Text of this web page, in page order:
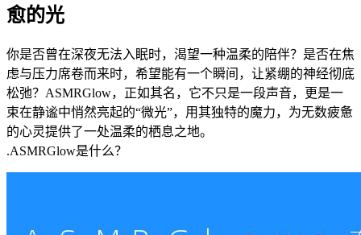
愈的光
你是否曾在深夜无法入眠时，渴望一种温柔的陪伴？是否在焦
虑与压力席卷而来时，希望能有一个瞬间，让紧绷的神经彻底
松弛？ASMRGlow，正如其名，它不只是一段声音，更是一
束在静谧中悄然亮起的“微光”，用其独特的魔力，为无数疲惫
的心灵提供了一处温柔的栖息之地。
.ASMRGlow是什么？